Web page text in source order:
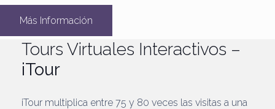
Más Información
Tours Virtuales Interactivos –
iTour
iTour multiplica entre 75 y 80 veces las visitas a una